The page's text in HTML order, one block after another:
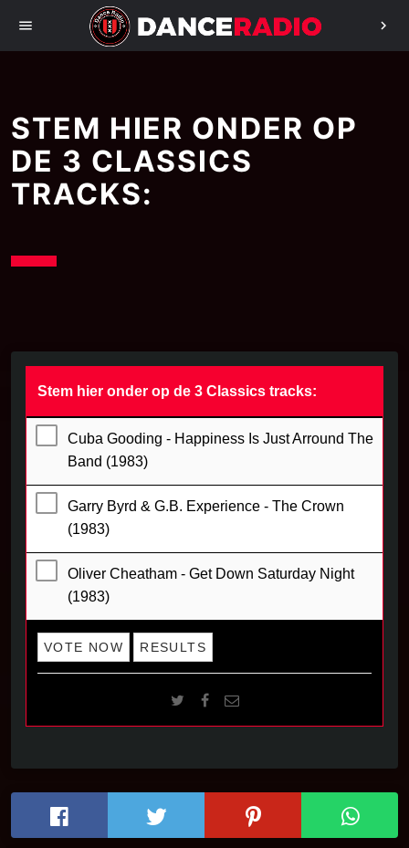
menu chevron_right
STEM HIER ONDER OP
DE 3 CLASSICS
TRACKS:
Stem hier onder op de 3 Classics tracks:
Cuba Gooding - Happiness Is Just Arround The
Band (1983)
Garry Byrd & G.B. Experience - The Crown
(1983)
Oliver Cheatham - Get Down Saturday Night
(1983)
VOTE NOW RESULTS
LIVE RADIO!
KLIK OP DE PLAY BUTTON HIERONDER